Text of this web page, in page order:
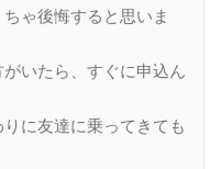
ゃ後悔すると思いま
いたら、すぐに申込ん
に友達に乗ってきても